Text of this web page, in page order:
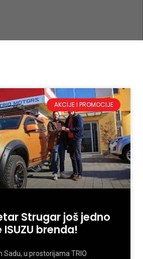
AKCIJE I PROMOCIJE
Strugar još jedno
brenda!
Sadu, u prostorijama TRIO